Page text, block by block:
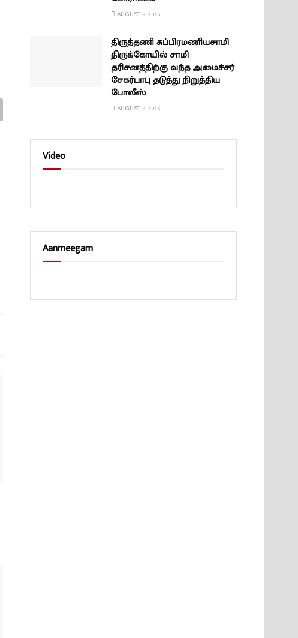
AUGUST 8, 2026
திருத்தணி சுப்பிரமணியசாமி
திருக்கோயில் சாமி
தரிசனத்திற்கு வந்த அமைச்சர்
சேகர்பாபு தடுத்து நிறுத்திய
போலீஸ்
AUGUST 8, 2026
Video
Aanmeegam